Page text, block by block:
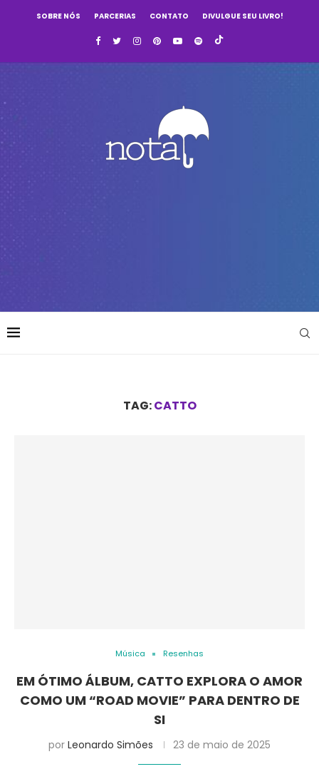
SOBRE NÓS PARCERIAS CONTATO DIVULGUE SEU LIVRO!
TAG:CATTO
Música Resenhas
EM ÓTIMO ÁLBUM, CATTO EXPLORA O AMOR
COMO UM “ROAD MOVIE” PARA DENTRO DE
SI
por Leonardo Simões 23 de maio de 2025